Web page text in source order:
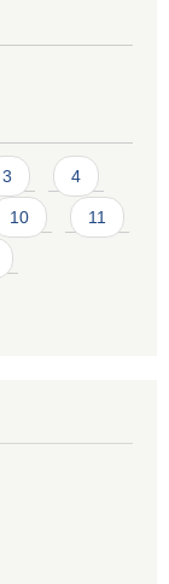
3 4
10 11